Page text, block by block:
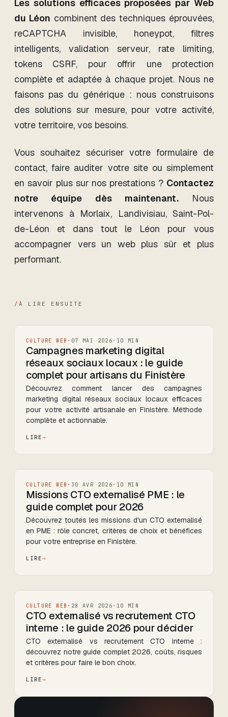
Les solutions efficaces proposées par Web
du Léon combinent des techniques éprouvées,
reCAPTCHA invisible, honeypot, filtres
intelligents, validation serveur, rate limiting,
tokens CSRF, pour offrir une protection
complète et adaptée à chaque projet. Nous ne
faisons pas du générique : nous construisons
des solutions sur mesure, pour votre activité,
votre territoire, vos besoins.
Vous souhaitez sécuriser votre formulaire de
contact, faire auditer votre site ou simplement
en savoir plus sur nos prestations ? Contactez
notre équipe dès maintenant.Nous
intervenons à Morlaix, Landivisiau, Saint-Pol-
de-Léon et dans tout le Léon pour vous
accompagner vers un web plus sûr et plus
performant.
/ À LIRE ENSUITE
CULTURE WEB · 07 MAI 2026 · 10 MIN
Campagnes marketing digital
réseaux sociaux locaux : le guide
complet pour artisans du Finistère
Découvrez comment lancer des campagnes
marketing digital réseaux sociaux locaux efficaces
pour votre activité artisanale en Finistère. Méthode
complète et actionnable.
LIRE
CULTURE WEB · 30 AVR 2026 · 10 MIN
Missions CTO externalisé PME : le
guide complet pour 2026
Découvrez toutes les missions d'un CTO externalisé
en PME : rôle concret, critères de choix et bénéfices
pour votre entreprise en Finistère.
LIRE
CULTURE WEB · 28 AVR 2026 · 10 MIN
CTO externalisé vs recrutement CTO
interne : le guide 2026 pour décider
CTO externalisé vs recrutement CTO interne :
découvrez notre guide complet 2026, coûts, risques
et critères pour faire le bon choix.
LIRE